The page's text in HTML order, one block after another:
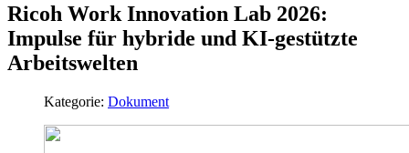
Ricoh Work Innovation Lab 2026:
Impulse für hybride und KI-gestützte
Arbeitswelten
Kategorie: Dokument